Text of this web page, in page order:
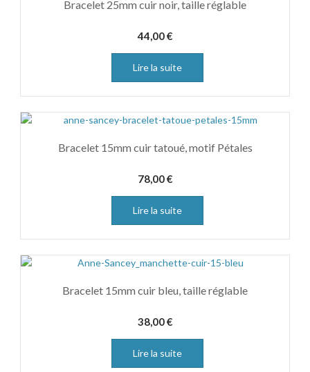
Bracelet 25mm cuir noir, taille réglable
44,00€
Lire la suite
Bracelet 15mm cuir tatoué, motif Pétales
78,00€
Lire la suite
Bracelet 15mm cuir bleu, taille réglable
38,00€
Lire la suite